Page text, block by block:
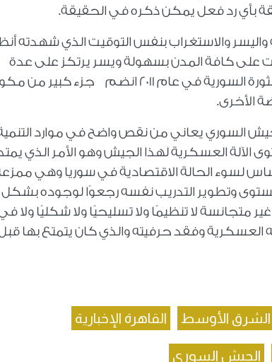
بأي رد فعل يمكن ذكره في الحقيقة.
والاستغراب بنفس التوقيت الذي شهدته
على كافة المدن بسهولة ويسر يرتكز على عدة
أسباب، موضحًا أن الجيش السوري منذ 14 عامًا وقيام الثورة السورية في عام 2011 انضم جزء
الأخرى.
السوري يعاني من نقص واضح في موارد
الآلة العسكرية لهذا الجيش وهو الأمر الذي
لسوء الحالة الاقتصادية في سوريا وهي
لمستوى وتطوير التدريب نفسه رجعوًا لوجوده
لا تنظيمًا ولا تسليحيًا ولا شكليًا ولا
وفقد حرفيته والذي كان يتمتع بها
الشرق الأوسط القاهرة الإخبارية
الجيش السوري